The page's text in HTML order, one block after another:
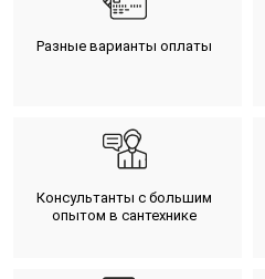
Разные варианты оплаты
Консультанты с большим
опытом в сантехнике